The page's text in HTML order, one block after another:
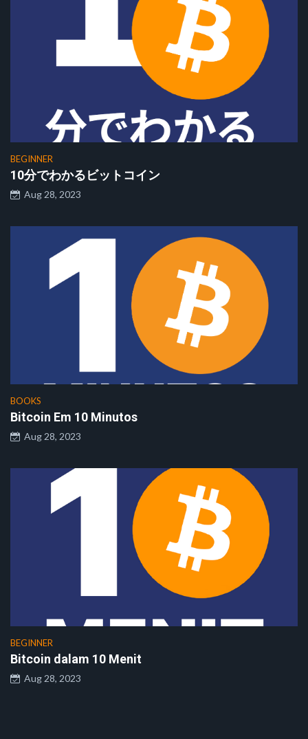
BEGINNER
10分でわかるビットコイン
Aug 28, 2023
BOOKS
Bitcoin Em 10 Minutos
Aug 28, 2023
BEGINNER
Bitcoin dalam 10 Menit
Aug 28, 2023